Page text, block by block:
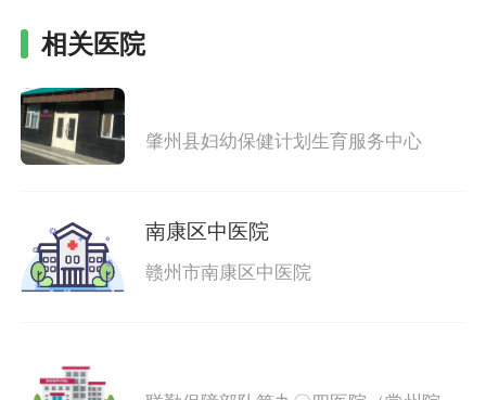
相关医院
肇州县妇幼保健计划生育服务中心
南康区中医院
赣州市南康区中医院